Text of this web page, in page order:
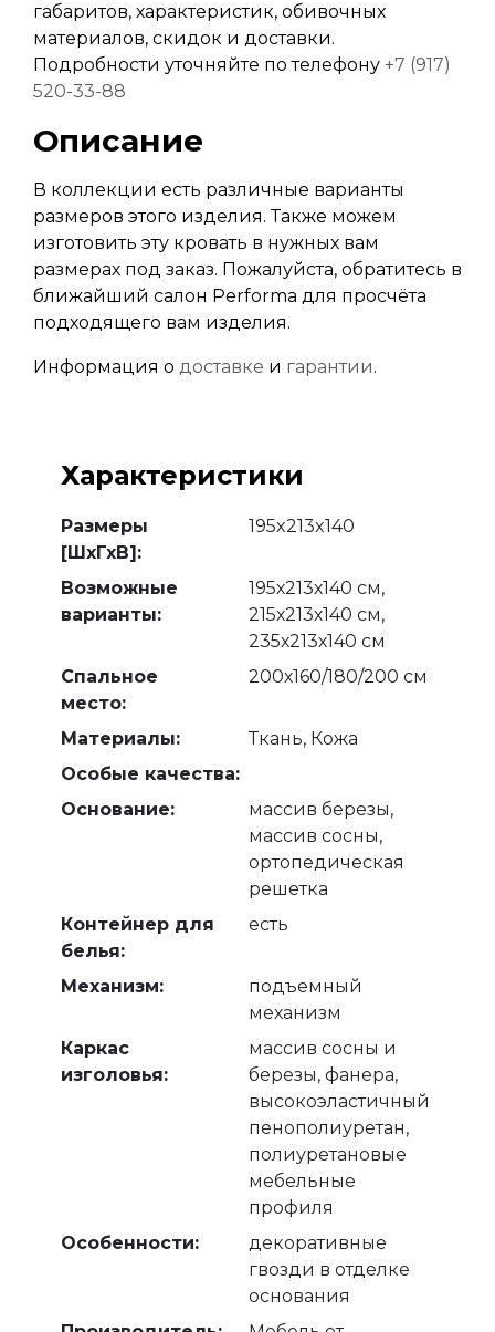
габаритов, характеристик, обивочных
материалов, скидок и доставки.
Подробности уточняйте по телефону +7 (917)
520-33-88
Описание
В коллекции есть различные варианты
размеров этого изделия. Также можем
изготовить эту кровать в нужных вам
размерах под заказ. Пожалуйста, обратитесь в
ближайший салон Performa для просчёта
подходящего вам изделия.
Информация о доставке и гарантии.
Характеристики
Размеры
[ШхГхВ]:
195x213x140
Возможные
варианты:
195х213х140 см,
215х213х140 см,
235х213х140 см
Спальное
место:
200х160/180/200 см
Материалы:
Ткань, Кожа
Особые качества:
Основание:
массив березы,
массив сосны,
ортопедическая
решетка
Контейнер для
белья:
есть
Механизм:
подъемный
механизм
Каркас
изголовья:
массив сосны и
березы, фанера,
высокоэластичный
пенополиуретан,
полиуретановые
мебельные
профиля
Особенности:
декоративные
гвозди в отделке
основания